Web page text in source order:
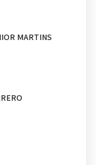
MARTINS